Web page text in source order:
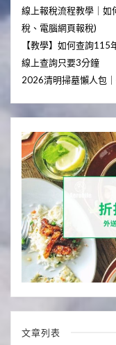
線上報稅流程教學｜如
稅、電腦網頁報稅)
【教學】如何查詢
線上查詢只要3分鐘
2026清明掃墓懶人包
文章列表